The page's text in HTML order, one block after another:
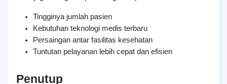
Tingginya jumlah pasien
Kebutuhan teknologi medis terbaru
Persaingan antar fasilitas kesehatan
Tuntutan pelayanan lebih cepat dan efisien
Penutup